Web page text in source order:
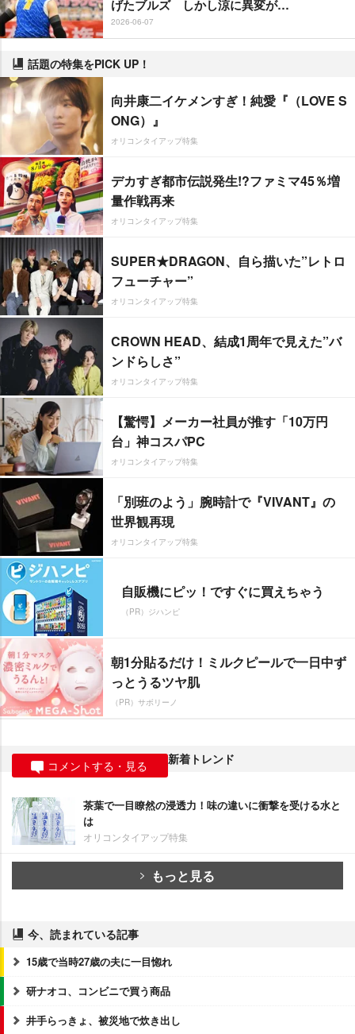
げたブルズ しかし涼に異変が…
2026-06-07
話題の特集をPICK UP！
向井康二イケメンすぎ！純愛『（LOVE S
ONG）』
オリコンタイアップ特集
デカすぎ都市伝説発生!?ファミマ45％増
量作戦再来
オリコンタイアップ特集
SUPER★DRAGON、自ら描いた”レトロ
フューチャー”
オリコンタイアップ特集
CROWN HEAD、結成1周年で見えた”バ
ンドらしさ”
オリコンタイアップ特集
【驚愕】メーカー社員が推す「10万円
台」神コスパPC
オリコンタイアップ特集
「別班のよう」腕時計で『VIVANT』の
世界観再現
オリコンタイアップ特集
自販機にピッ！ですぐに買えちゃう
（PR）ジハンピ
朝1分貼るだけ！ミルクピールで一日中ず
っとうるツヤ肌
（PR）サボリーノ
コメントする・見る 新着トレンド
茶葉で一目瞭然の浸透力！味の違いに衝撃を受ける水と
は
オリコンタイアップ特集
もっと見る
今、読まれている記事
15歳で当時27歳の夫に一目惚れ
研ナオコ、コンビニで買う商品
井手らっきょ、被災地で炊き出し